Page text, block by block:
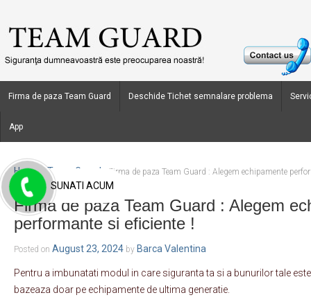
Firma de paza Team Guard Deschide Tichet semnalare problema
App
Home Team Guard Firma de paza Team Guard : Alegem echipamente
Firma de paza Team Guard : Alegem
performante si eficiente !
Posted on August 23, 2024 by Barca Valentina
Pentru a imbunatati modul in care siguranta ta si a bunurilor tale
bazeaza doar pe echipamente de ultima generatie.
SUNATI ACUM